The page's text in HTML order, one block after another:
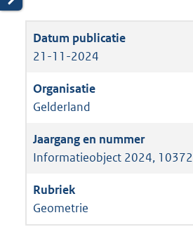
21-11-2024
Gelderland
Informatieobject 2024, 10372
Geometrie